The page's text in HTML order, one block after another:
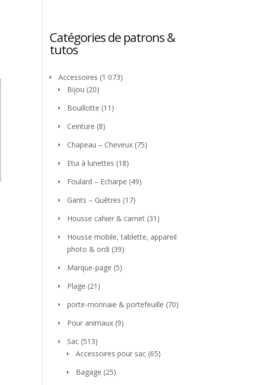
Catégories de patrons &
tutos
Accessoires (1 073)
Bijou (20)
Bouillotte (11)
Ceinture (8)
Chapeau – Cheveux (75)
Etui à lunettes (18)
Foulard – Echarpe (49)
Gants – Guêtres (17)
Housse cahier & carnet (31)
Housse mobile, tablette, appareil
photo & ordi (39)
Marque-page (5)
Plage (21)
porte-monnaie & portefeuille (70)
Pour animaux (9)
Sac (513)
Accessoires pour sac (65)
Bagage (25)